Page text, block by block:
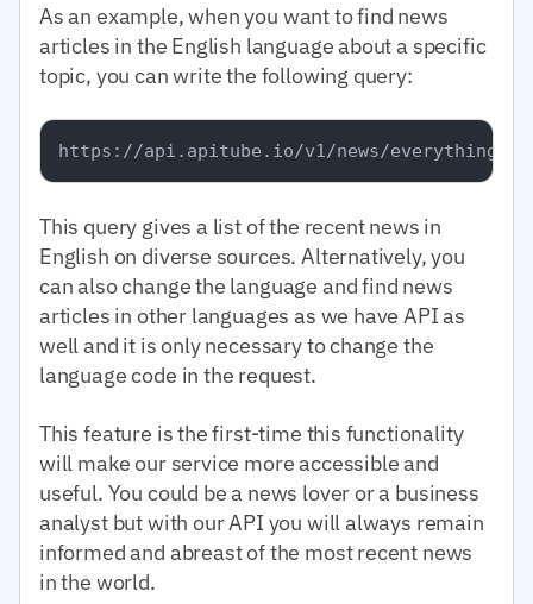
As an example, when you want to find news
articles in the English language about a specific
topic, you can write the following query:
This query gives a list of the recent news in
English on diverse sources. Alternatively, you
can also change the language and find news
articles in other languages as we have API as
well and it is only necessary to change the
language code in the request.
This feature is the first-time this functionality
will make our service more accessible and
useful. You could be a news lover or a business
analyst but with our API you will always remain
informed and abreast of the most recent news
in the world.